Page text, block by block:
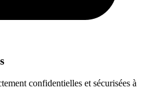
confidentielles et sécurisées à